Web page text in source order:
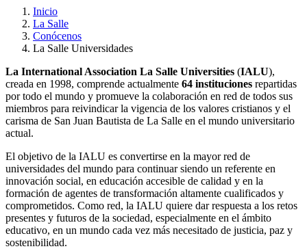
Inicio
La Salle
Conócenos
La Salle Universidades
La International Association La Salle Universities (IALU),
creada en 1998, comprende actualmente 64 instituciones repartidas
por todo el mundo y promueve la colaboración en red de todos sus
miembros para reivindicar la vigencia de los valores cristianos y el
carisma de San Juan Bautista de La Salle en el mundo universitario
actual.
El objetivo de la IALU es convertirse en la mayor red de
universidades del mundo para continuar siendo un referente en
innovación social, en educación accesible de calidad y en la
formación de agentes de transformación altamente cualificados y
comprometidos. Como red, la IALU quiere dar respuesta a los retos
presentes y futuros de la sociedad, especialmente en el ámbito
educativo, en un mundo cada vez más necesitado de justicia, paz y
sostenibilidad.